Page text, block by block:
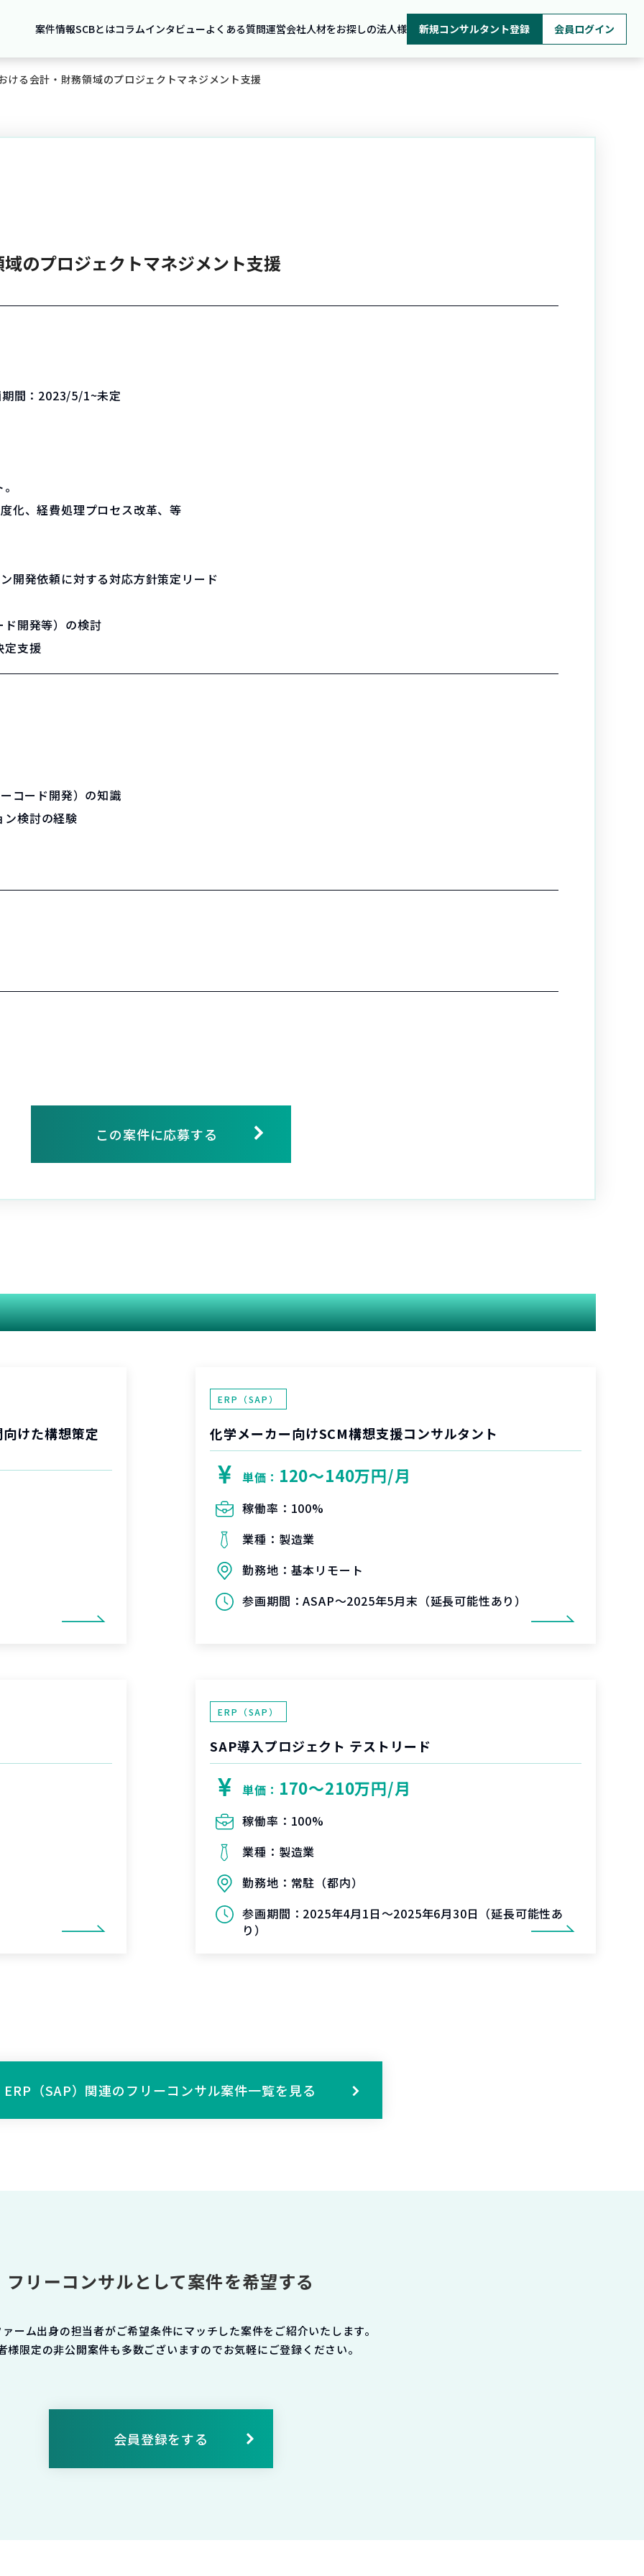
案件情報SCBとはコラムインタビューよくある質問運営会社人材をお探しの法人様 新規コンサルタント登録 会員ログイン
ける会計・財務領域のプロジェクトマネジメント支援
のプロジェクトマネジメント支援
間： 2023/5/1~未定
化、経費処理プロセス改革、等
開発依頼に対する対応方針策定リード
開発等）の検討
定支援
コード開発）の知識
ン検討の経験
この案件に応募する
関連する案件
けた構想策定
ERP（SAP）
化学メーカー向けSCM構想支援コンサルタント
単価： 120〜140万円/月
稼働率： 100%
業種： 製造業
勤務地： 基本リモート
参画期間：ASAP～2025年5月末（延長可能性あり）
ERP（SAP）
SAP導入プロジェクト テストリード
単価： 170〜210万円/月
稼働率： 100%
業種： 製造業
勤務地： 常駐（都内）
参画期間： 2025年4月1日～2025年6月30日（延長可能性あ
り）
ERP（SAP）関連のフリーコンサル案件一覧を見る
フリーコンサルとして案件を希望する
ーム出身の担当者がご希望条件にマッチした案件をご紹介いたします。
様限定の非公開案件も多数ございますのでお気軽にご登録ください。
会員登録をする